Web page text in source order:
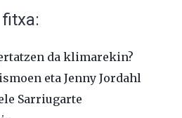
da klimarekin?
eta Jenny Jordahl
Sarriugarte